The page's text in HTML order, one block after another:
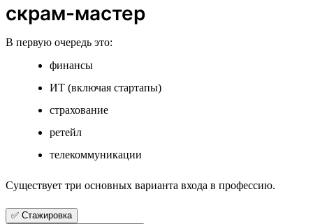
скрам-мастер
В первую очередь это:
финансы
ИТ (включая стартапы)
страхование
ретейл
телекоммуникации
Существует три основных варианта входа в профессию.
✅ Стажировка